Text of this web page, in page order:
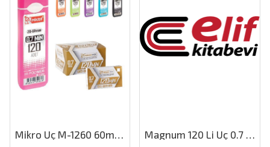
Mikro Uç M-1260 60mm (120\′li) Magnum 120 Li Uç 0.7 Pembe